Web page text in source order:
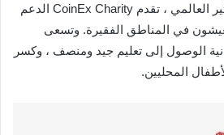
الخيرية التعليمية ذات التأثير العالمي ، تقدم CoinEx Charity الدعم
في المناطق الفقيرة. وتسعى
الوصول إلى تعليم جيد ومنصف ، وكسر
المحليين.